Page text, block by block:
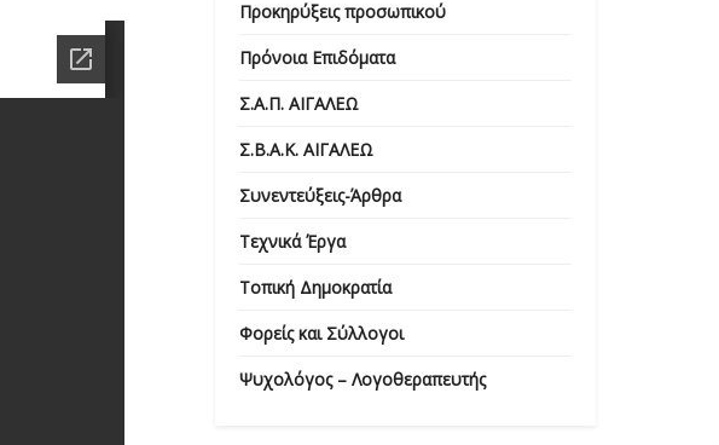
Προκηρύξεις προσωπικού
Πρόνοια Επιδόματα
Σ.Α.Π. ΑΙΓΑΛΕΩ
Σ.Β.Α.Κ. ΑΙΓΑΛΕΩ
Συνεντεύξεις-Άρθρα
Τεχνικά Έργα
Τοπική Δημοκρατία
Φορείς και Σύλλογοι
Ψυχολόγος – Λογοθεραπευτής